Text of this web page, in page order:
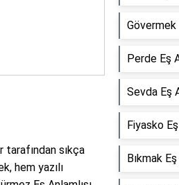
tarafından sıkça
hem yazılı
Gövermek
Perde Eş
Sevda Eş
Fiyasko
Bıkmak